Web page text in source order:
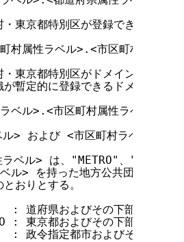
東京都特別区が登録できるドメイ
村属性ラベル>.<市区町村ラベル
東京都特別区がドメイン名を登録
暫定的に登録できるドメイン名の
ベル>.<市区町村属性ラベル>.<
> および <市区町村ラベル> は
ラベル> は、"METRO"、"PREF"、
ル> を持った地方公共団体ドメイ
おりとする。
道府県およびその下部組織
東京都およびその下部組織
政令指定都市およびその下部組